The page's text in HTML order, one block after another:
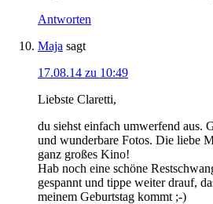
Antworten
Maja sagt
17.08.14 zu 10:49
Liebste Claretti,
du siehst einfach umwerfend aus.
und wunderbare Fotos. Die liebe
ganz großes Kino!
Hab noch eine schöne
gespannt und tippe weiter drauf,
meinem Geburtstag kommt ;-)